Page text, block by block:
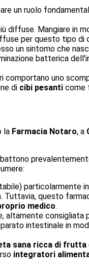
un ruolo
diffuse. Mangiare in
per questo tipo di
un sintomo che
batterica
uno
di cibi pesanti come
la Farmacia Notaro, a
particolarmente
Tuttavia, questo
medico.
altamente consigliata
intestinale in
sana ricca di frutta
integratori